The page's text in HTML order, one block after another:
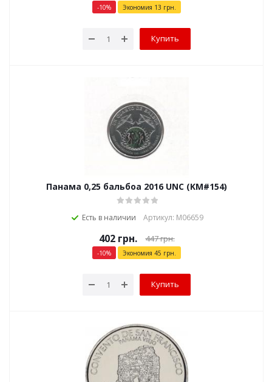
-10% Экономия 13 грн.
Купить
Панама 0,25 бальбоа 2016 UNC (KM#154)
Есть в наличии Артикул: М06659
402грн. 447грн.
-10% Экономия 45 грн.
Купить